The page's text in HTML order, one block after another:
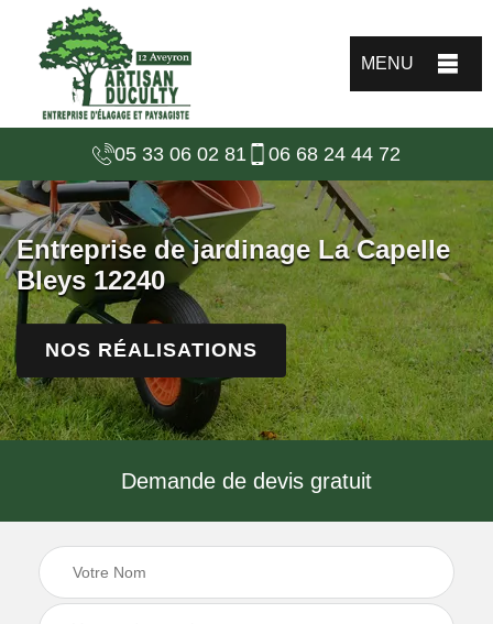
MENU
05 33 06 02 81 06 68 24 44 72
Entreprise de jardinage La Capelle
Bleys 12240
NOS RÉALISATIONS
Demande de devis gratuit